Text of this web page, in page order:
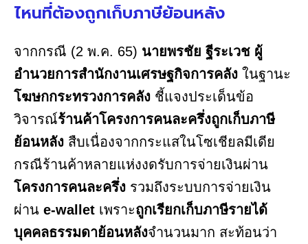
ไหนที่ต้องถูกเก็บภาษีย้อนหลัง
จากกรณี (2 พ.ค. 65) นายพรชัย ฐีระเวช ผู้
อำนวยการสำนักงานเศรษฐกิจการคลัง ในฐานะ
โฆษกกระทรวงการคลัง ชี้แจงประเด็นข้อ
วิจารณ์ร้านค้าโครงการคนละครึ่งถูกเก็บภาษี
ย้อนหลัง สืบเนื่องจากกระแสในโซเชียลมีเดีย
กรณีร้านค้าหลายแห่งงดรับการจ่ายเงินผ่าน
โครงการคนละครึ่ง รวมถึงระบบการจ่ายเงิน
ผ่าน e-wallet เพราะถูกเรียกเก็บภาษีรายได้
บุคคลธรรมดาย้อนหลังจำนวนมาก สะท้อนว่า